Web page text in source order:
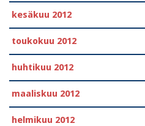
kesäkuu 2012
toukokuu 2012
huhtikuu 2012
maaliskuu 2012
helmikuu 2012